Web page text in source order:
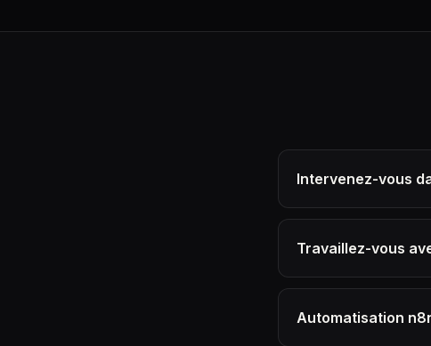
Intervenez-vous
Travaillez-vous
Automatisation